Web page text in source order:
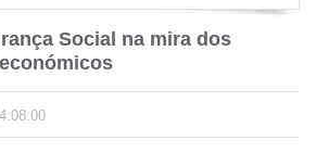
Social na mira dos